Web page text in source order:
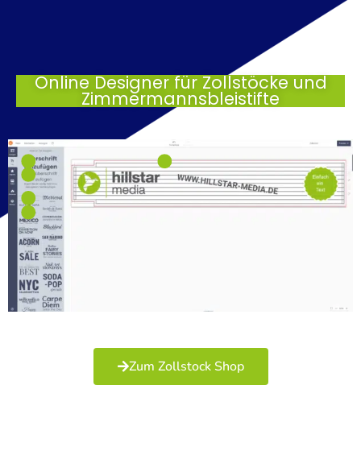
Online Designer für Zollstöcke und
Zimmermannsbleistifte
Zum Zollstock Shop